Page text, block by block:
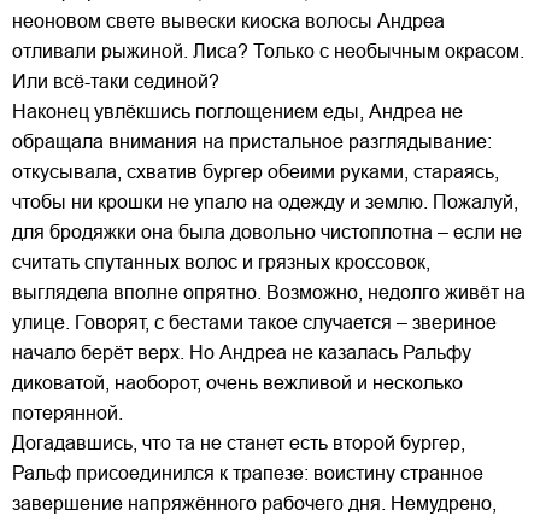
неоновом свете вывески киоска волосы Андреа
отливали рыжиной. Лиса? Только с необычным окрасом.
Или всё-таки сединой?
Наконец увлёкшись поглощением еды, Андреа не
обращала внимания на пристальное разглядывание:
откусывала, схватив бургер обеими руками, стараясь,
чтобы ни крошки не упало на одежду и землю. Пожалуй,
для бродяжки она была довольно чистоплотна – если не
считать спутанных волос и грязных кроссовок,
выглядела вполне опрятно. Возможно, недолго живёт на
улице. Говорят, с бестами такое случается – звериное
начало берёт верх. Но Андреа не казалась Ральфу
диковатой, наоборот, очень вежливой и несколько
потерянной.
Догадавшись, что та не станет есть второй бургер,
Ральф присоединился к трапезе: воистину странное
завершение напряжённого рабочего дня. Немудрено,